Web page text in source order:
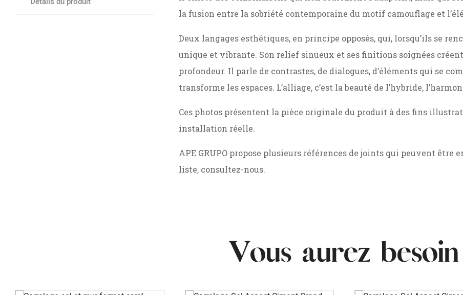
la fusion entre la sobriété contemporaine du motif camouflage et
Deux langages esthétiques, en principe opposés, qui, lorsqu’ils se
unique et vibrante. Son relief sinueux et ses finitions soignées
profondeur. Il parle de contrastes, de dialogues, d’éléments qui se
transforme les espaces. L’alliage, c’est la beauté de l’hybride,
Ces photos présentent la pièce originale du produit à des fins
installation réelle.
APE GRUPO propose plusieurs références de joints qui peuvent être
liste, consultez-nous.
Vous aurez besoin